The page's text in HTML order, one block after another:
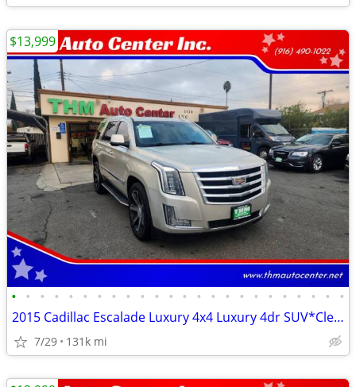
• • • • • • • • • • • • • • • • • • • • • • • •
2015 Cadillac Escalade Luxury 4x4 Luxury 4dr SUV*Clean Title**
7/29 131k mi
$13,999